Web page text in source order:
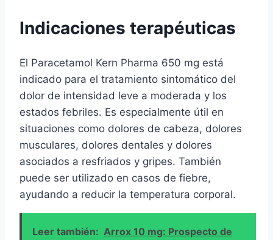
Indicaciones terapéuticas
El Paracetamol Kern Pharma 650 mg está
indicado para el tratamiento sintomático del
dolor de intensidad leve a moderada y los
estados febriles. Es especialmente útil en
situaciones como dolores de cabeza, dolores
musculares, dolores dentales y dolores
asociados a resfriados y gripes. También
puede ser utilizado en casos de fiebre,
ayudando a reducir la temperatura corporal.
Leer también: Arrox 10 mg: Prospecto de